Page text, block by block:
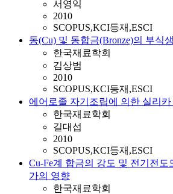
서영익
2010
SCOPUS,KCI등재,ESCI
동(Cu) 및 동합금(Bronze)의 부식
한국재료학회
김상범
2010
SCOPUS,KCI등재,ESCI
에어로졸 자기조립에 의한 실리
한국재료학회
길대섭
2010
SCOPUS,KCI등재,ESCI
Cu-Fe계 합금의 강도 및 전기전도
가의 영향
한국재료학회